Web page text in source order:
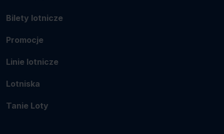
Bilety lotnicze
Promocje
Linie lotnicze
Lotniska
Tanie Loty